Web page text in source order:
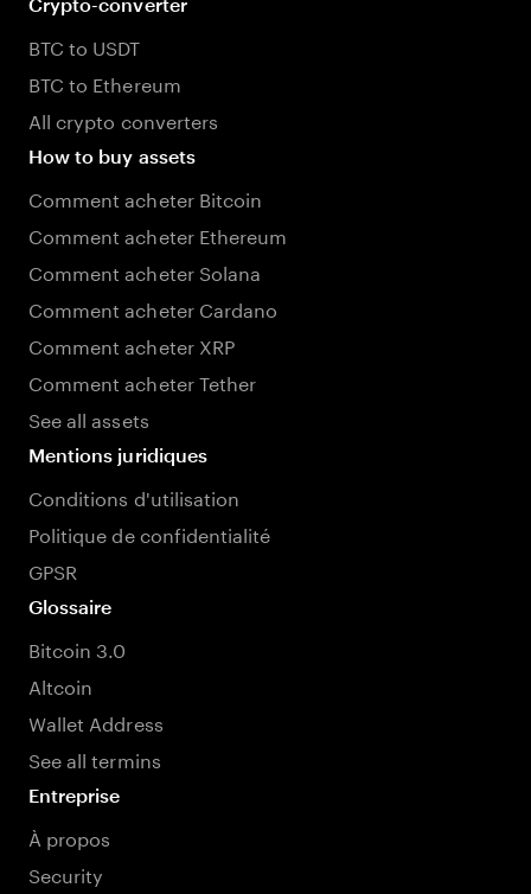
BTC to USDT
BTC to Ethereum
All crypto converters
How to buy assets
Comment acheter Bitcoin
Comment acheter Ethereum
Comment acheter Solana
Comment acheter Cardano
Comment acheter XRP
Comment acheter Tether
See all assets
Mentions juridiques
Conditions d'utilisation
Politique de confidentialité
GPSR
Glossaire
Bitcoin 3.0
Altcoin
Wallet Address
See all termins
Entreprise
À propos
Security